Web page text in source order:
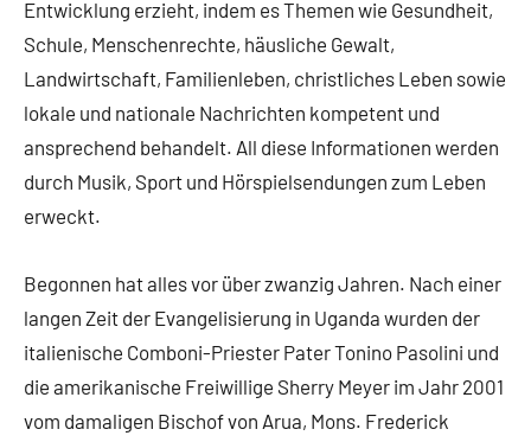
Entwicklung erzieht, indem es Themen wie Gesundheit,
Schule, Menschenrechte, häusliche Gewalt,
Landwirtschaft, Familienleben, christliches Leben sowie
lokale und nationale Nachrichten kompetent und
ansprechend behandelt. All diese Informationen werden
durch Musik, Sport und Hörspielsendungen zum Leben
erweckt.
Begonnen hat alles vor über zwanzig Jahren. Nach einer
langen Zeit der Evangelisierung in Uganda wurden der
italienische Comboni-Priester Pater Tonino Pasolini und
die amerikanische Freiwillige Sherry Meyer im Jahr 2001
vom damaligen Bischof von Arua, Mons. Frederick